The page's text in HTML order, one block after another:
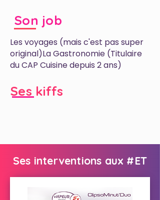
Son job
Les voyages (mais c'est pas super
original)La Gastronomie (Titulaire
du CAP Cuisine depuis 2 ans)
Ses kiffs
Ses interventions aux #ET